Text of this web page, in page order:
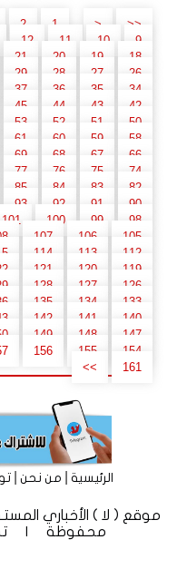
<<
<
..
1
2
9
10
11
12
18
19
20
21
26
27
28
29
34
35
36
37
42
43
44
45
50
51
52
53
58
59
60
61
66
67
68
69
74
75
76
77
82
83
84
85
90
91
92
93
98
99
100
101
105
106
107
112
113
114
119
120
121
126
127
128
133
134
135
140
141
142
147
148
149
154
155
156
161
>>
الرئيسية|من نحن|
محفوظة |